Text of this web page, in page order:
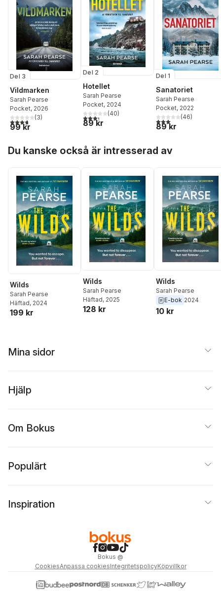
Del 3
Vildmarken
Sarah Pearse
Pocket, 2026
3,7utav 5 stjärnor. Totalt antal röster:
(3)
99 kr
Del 2
Hotellet
Sarah Pearse
Pocket, 2024
3,3utav 5 stjärnor. Totalt antal röster:
(40)
89 kr
Del 1
Sanatoriet
Sarah Pearse
Pocket, 2022
3,0utav 5 stjärnor.
(46)
89 kr
Du kanske också är intresserad av
Wilds
Sarah Pearse
Häftad, 2024
199 kr
Wilds
Sarah Pearse
Häftad, 2025
128 kr
Wilds
Sarah Pearse
E-bok 2024
10 kr
Mina sidor
Hjälp
Om Bokus
Populärt
Inspiration
Bokus @
CookiesAnpassa cookiesIntegritetspolicyKöpvillkor